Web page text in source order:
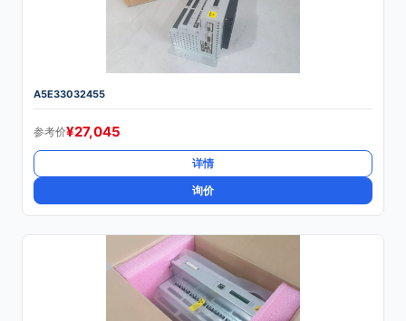
A5E33032455
参考价¥27,045
详情
询价